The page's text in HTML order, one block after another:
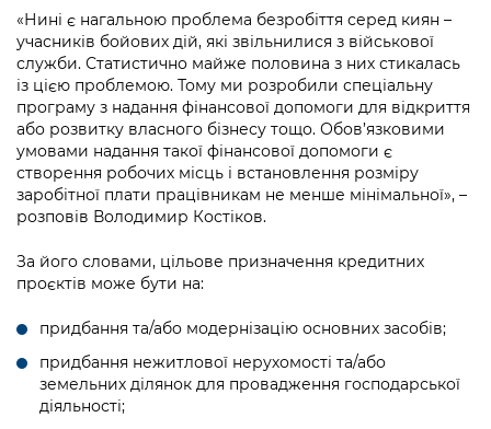
Звернення громадян
Регуляторна діяльність
Промисловість і наука Києва
Підприємства, установи, організації
Kyiv International Relations
Річні звіти
Гендерна політика
Безбар'єрність
Київська міська військова адміністрація
Безпека та правопорядок
Ритуальні послуги
Іноземцям / For foreigners
Пам'ятки культурної спадщини
Портал Захисників та Захисниць
Портал послуг
Міський застосунок Київ Цифровий
Важливе під час воєнного стану
Допомога учасникам АТО
Рада з питань внутрішньо переміщених
осіб при Київській міській військовій
адміністрації
«Ініціатива «Партнерство «Відкритий
Уряд» – місцевий рівень»
Важливе під час воєнного стану
бездіяльності розпорядників інформації
Звіти про опрацювання запитів на
публічну інформацію
Інформація для споживачів
Про відкриті дані
Публічні дашборди
стану / Rules for media coverage of
hospitals at work under martial law
Контакти для медіа / Contacts for mass
media
«Нині є нагальною проблема безробіття серед киян –
учасників бойових дій, які звільнилися з військової
служби. Статистично майже половина з них стикалась
із цією проблемою. Тому ми розробили спеціальну
програму з надання фінансової допомоги для відкриття
або розвитку власного бізнесу тощо. Обов’язковими
умовами надання такої фінансової допомоги є
створення робочих місць і встановлення розміру
заробітної плати працівникам не менше мінімальної», –
розповів Володимир Костіков.
За його словами, цільове призначення кредитних
проєктів може бути на:
придбання та/або модернізацію основних засобів;
придбання нежитлової нерухомості та/або
земельних ділянок для провадження господарської
діяльності;